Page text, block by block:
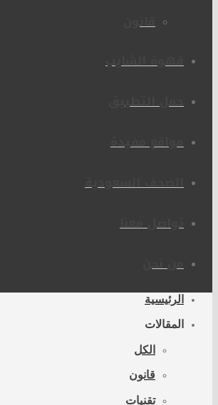
قانون
قهوة الشايب
حمل التطبيق
مواقع مفيدة
الصحف السعودية
تواصل معنا
من نحن
الرئيسية
المقالات
الكل
قانون
تقنيات